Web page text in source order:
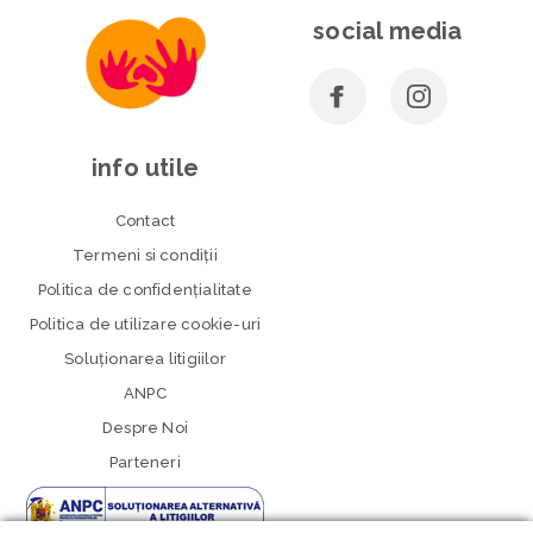
social media
info utile
Contact
Termeni si condiţii
Politica de confidenţialitate
Politica de utilizare cookie-uri
Soluționarea litigiilor
ANPC
Despre Noi
Parteneri